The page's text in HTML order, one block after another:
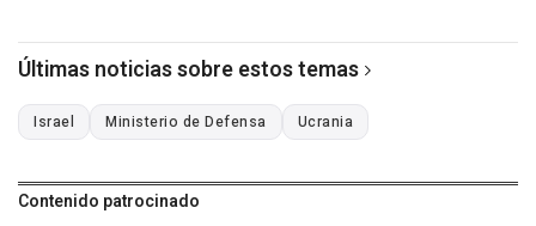
Últimas noticias sobre estos temas
Israel Ministerio de Defensa Ucrania
Contenido patrocinado